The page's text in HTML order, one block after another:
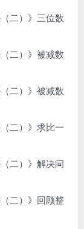
二）》三位数
二）》被减数
二）》被减数
二）》求比一
二）》解决问
二）》回顾整